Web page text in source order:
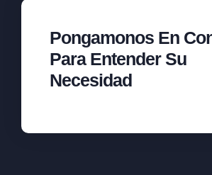
Pongamonos En
Para Entender Su
Necesidad